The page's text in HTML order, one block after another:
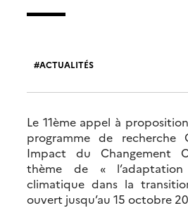
ACTUALITÉS
Le 11ème appel à
programme de recherche
Impact du Changement
thème de «
climatique dans la
ouvert jusqu’au 15 octobre